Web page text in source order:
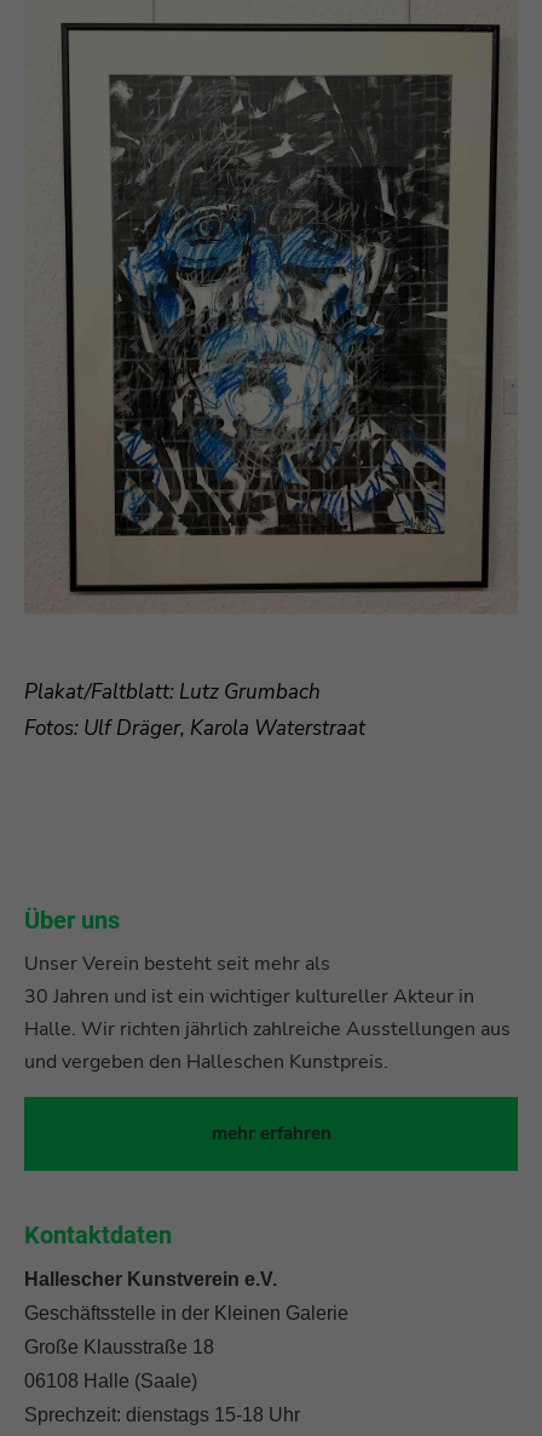
Plakat/Faltblatt: Lutz Grumbach
Fotos: Ulf Dräger, Karola Waterstraat
Über uns
Unser Verein besteht seit mehr als
30 Jahren und ist ein wichtiger kultureller Akteur in
Halle. Wir richten jährlich zahlreiche Ausstellungen aus
und vergeben den Halleschen Kunstpreis.
mehr erfahren
Kontaktdaten
Hallescher Kunstverein e.V.
Geschäftsstelle in der Kleinen Galerie
Große Klausstraße 18
06108 Halle (Saale)
Sprechzeit: dienstags 15-18 Uhr